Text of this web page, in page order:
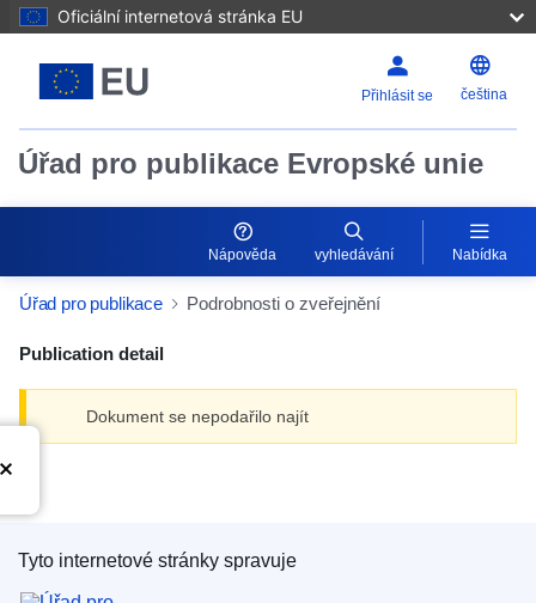
Oficiální internetová stránka EU
Přihlásit se čeština
Úřad pro publikace Evropské unie
Nápověda vyhledávání Nabídka
Úřad pro publikace Podrobnosti o zveřejnění
Publication detail
Dokument se nepodařilo najít
Úřad pro publikace Evropské unie
Tyto internetové stránky spravuje